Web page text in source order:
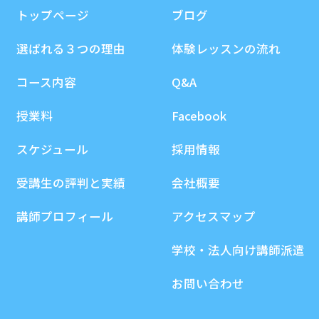
トップページ
選ばれる３つの理由
コース内容
授業料
スケジュール
受講生の評判と実績
講師プロフィール
ブログ
体験レッスンの流れ
Q&A
Facebook
採用情報
会社概要
アクセスマップ
学校・法人向け講師派遣
お問い合わせ